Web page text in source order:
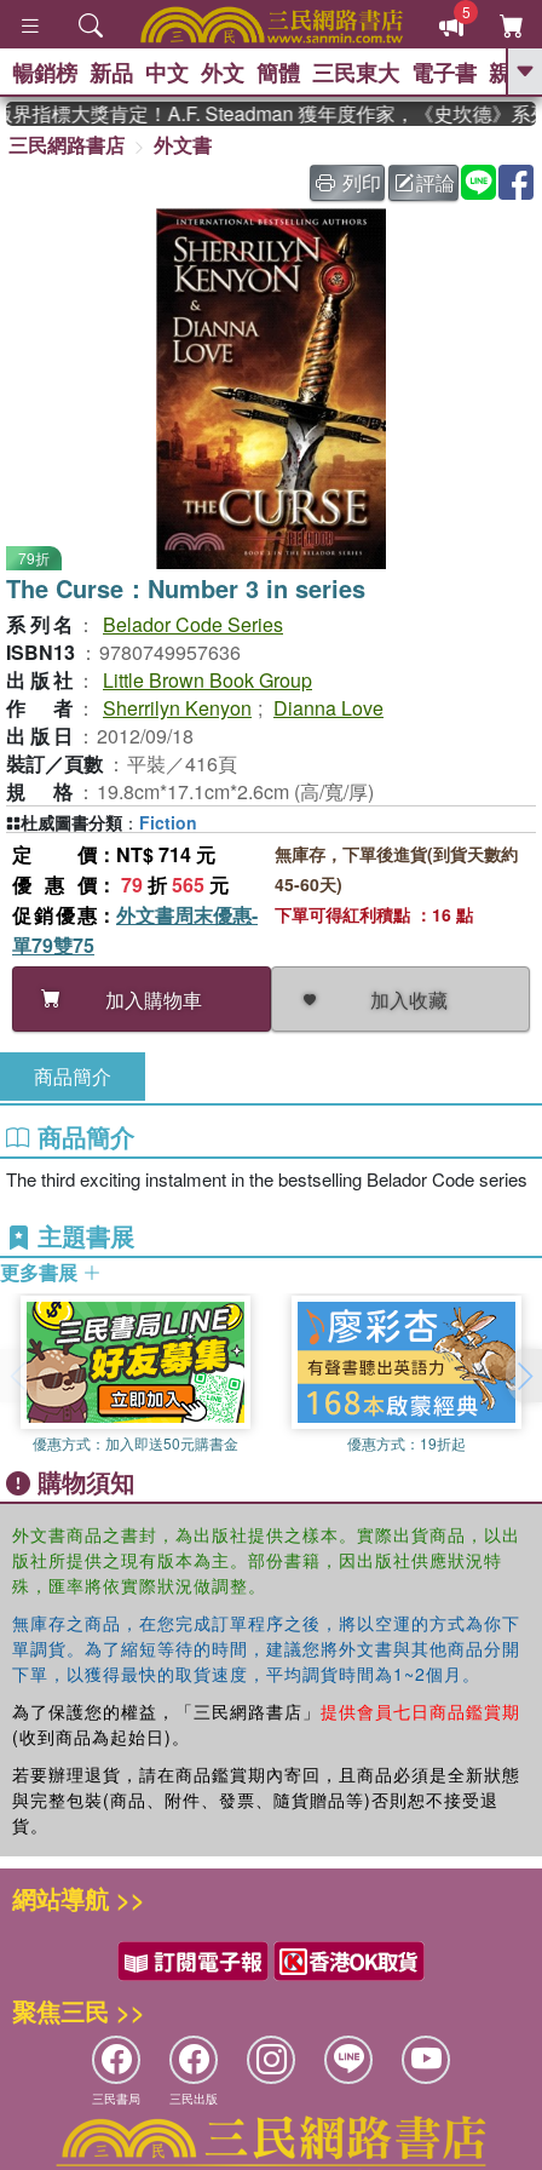
5
GO
、 如果歷史是一群喵 、 暑期
國際布克獎 臺灣漫遊錄 、 方
念華 、 台灣的李登輝時代
孩：黎曼猜想 、
暢銷榜 新品 中文 外文 簡體 三民東大 電子書 親子
指標大獎肯定！A.F. Steadman 獲年度作家，《史坎德》系
三民網路書店
外文書
列印
評論
79折
The Curse：Number 3 in series
系列名 ：
Belador Code Series
ISBN13 ： 9780749957636
出版社 ：
Little Brown Book Group
作者 ： Sherrilyn Kenyon ; Dianna Love
出版日 ： 2012/09/18
裝訂／頁數 ： 平裝／416頁
規格 ： 19.8cm*17.1cm*2.6cm (高/寬/厚)
定價 ：NT$ 714 元
優惠價 ： 79折565 元
促銷優惠 ： 外文書周末優惠-
單79雙75
加入購物車
加入收藏
無庫存，下單後進貨(到貨天數約
45-60天)
下單可得紅利積點 ：16 點
杜威圖書分類 ： Fiction
商品簡介
商品簡介
The third exciting instalment in the bestselling Belador Code series
主題書展
更多書展
優惠方式： 加入即送50元購書金 優惠方式： 19折起
購物須知
外文書商品之書封，為出版社提供之樣本。實際出貨商品，以出
版社所提供之現有版本為主。部份書籍，因出版社供應狀況特
殊，匯率將依實際狀況做調整。
無庫存之商品，在您完成訂單程序之後，將以空運的方式為你下
單調貨。為了縮短等待的時間，建議您將外文書與其他商品分開
下單，以獲得最快的取貨速度，平均調貨時間為1~2個月。
為了保護您的權益，「三民網路書店」 提供會員七日商品鑑賞期
(收到商品為起始日)。
若要辦理退貨，請在商品鑑賞期內寄回，且商品必須是全新狀態
與完整包裝(商品、附件、發票、隨貨贈品等)否則恕不接受退
貨。
網站導航 >>
聚焦三民 >>
三民書局 三民出版